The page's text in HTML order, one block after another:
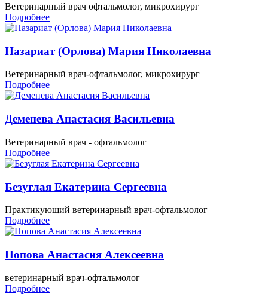
Ветеринарный врач офтальмолог, микрохирург
Подробнее
Назариат (Орлова) Мария Николаевна
Ветеринарный врач-офтальмолог, микрохирург
Подробнее
Деменева Анастасия Васильевна
Ветеринарный врач - офтальмолог
Подробнее
Безуглая Екатерина Сергеевна
Практикующий ветеринарный врач-офтальмолог
Подробнее
Попова Анастасия Алексеевна
ветеринарный врач-офтальмолог
Подробнее